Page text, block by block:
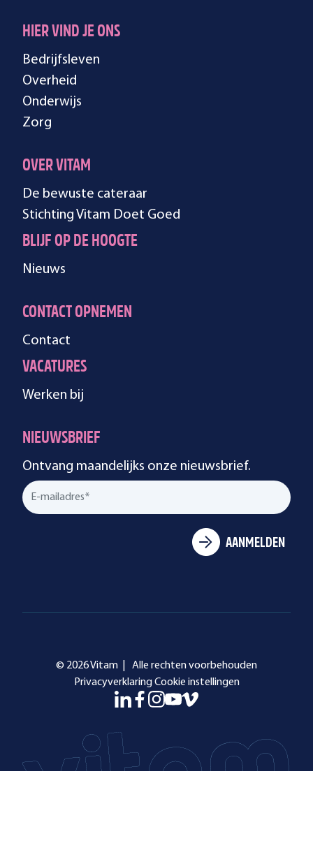
HIER VIND JE ONS
Bedrijfsleven
Overheid
Onderwijs
Zorg
OVER VITAM
De bewuste cateraar
Stichting Vitam Doet Goed
BLIJF OP DE HOOGTE
Nieuws
CONTACT OPNEMEN
Contact
VACATURES
Werken bij
NIEUWSBRIEF
Ontvang maandelijks onze nieuwsbrief.
© 2026 Vitam |
Alle rechten voorbehouden
Privacyverklaring Cookie instellingen